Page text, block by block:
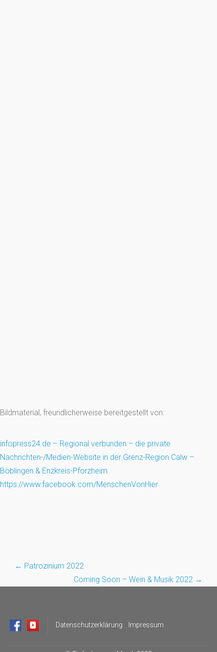
Bildmaterial, freundlicherweise bereitgestellt von:
infopress24.de – Regional verbunden – die private
Nachrichten-/Medien-Website in der Grenz-Region Calw –
Böblingen & Enzkreis-Pforzheim
https://www.facebook.com/MenschenVonHier
← Patrozinium 2022
Coming Soon – Wein & Musik 2022 →
Datenschutzerklärung Impressum